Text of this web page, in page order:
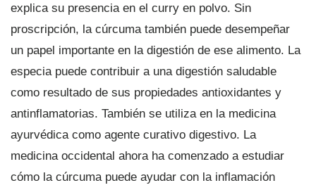
explica su presencia en el curry en polvo. Sin
proscripción, la cúrcuma también puede desempeñar
un papel importante en la digestión de ese alimento. La
especia puede contribuir a una digestión saludable
como resultado de sus propiedades antioxidantes y
antinflamatorias. También se utiliza en la medicina
ayurvédica como agente curativo digestivo. La
medicina occidental ahora ha comenzado a estudiar
cómo la cúrcuma puede ayudar con la inflamación